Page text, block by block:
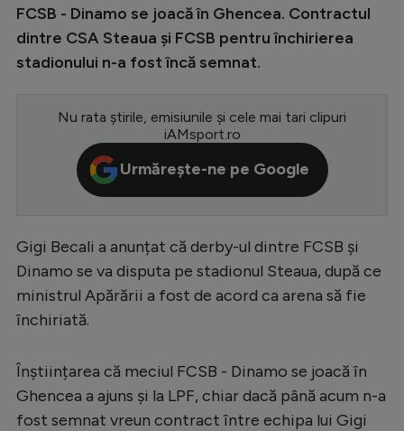
Champions League
Europa League
CM 2026
Premier League
Serie A
Bundesliga
Ligue 1
Starurile fotbalului
EURO 2024
FCSB - Dinamo se joacă în Ghencea. Contractul
dintre CSA Steaua și FCSB pentru închirierea
stadionului n-a fost încă semnat.
Nu rata știrile, emisiunile și cele mai tari clipuri
iAMsport.ro
Urmărește-ne pe Google
Gigi Becali a anunțat că derby-ul dintre FCSB și
Dinamo se va disputa pe stadionul Steaua, după ce
ministrul Apărării a fost de acord ca arena să fie
închiriată.
Înștiințarea că meciul FCSB - Dinamo se joacă în
Ghencea a ajuns și la LPF, chiar dacă până acum n-a
fost semnat vreun contract între echipa lui Gigi